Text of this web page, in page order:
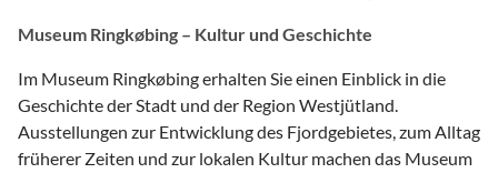
Museum Ringkøbing – Kultur und Geschichte
Im Museum Ringkøbing erhalten Sie einen Einblick in die
Geschichte der Stadt und der Region Westjütland.
Ausstellungen zur Entwicklung des Fjordgebietes, zum Alltag
früherer Zeiten und zur lokalen Kultur machen das Museum